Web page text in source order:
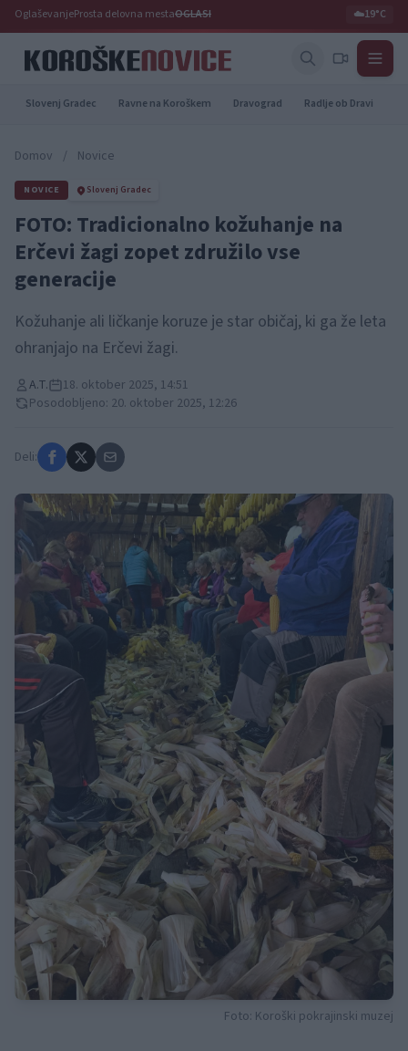
OglaševanjeProsta delovna mestaOGLASI ☁️19°C
Slovenj Gradec Ravne na Koroškem Dravograd Radlje ob Dravi
Domov / Novice
NOVICE Slovenj Gradec
FOTO: Tradicionalno kožuhanje na
Erčevi žagi zopet združilo vse
generacije
Kožuhanje ali ličkanje koruze je star običaj, ki ga že leta
ohranjajo na Erčevi žagi.
A.T.
18. oktober 2025, 14:51
Posodobljeno: 20. oktober 2025, 12:26
Deli:
Foto: Koroški pokrajinski muzej